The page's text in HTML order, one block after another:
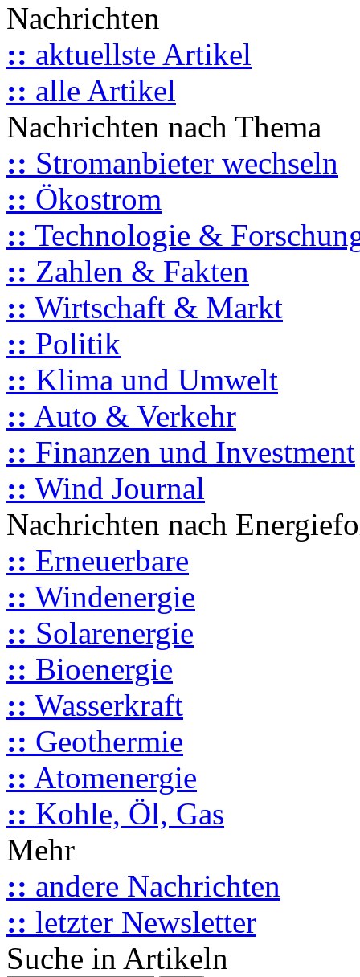
Nachrichten
:: aktuellste Artikel
:: alle Artikel
Nachrichten nach Thema
:: Stromanbieter wechseln
:: Ökostrom
:: Technologie &
:: Zahlen & Fakten
:: Wirtschaft & Markt
:: Politik
:: Klima und Umwelt
:: Auto & Verkehr
:: Finanzen und Investment
:: Wind Journal
Nachrichten nach
:: Erneuerbare
:: Windenergie
:: Solarenergie
:: Bioenergie
:: Wasserkraft
:: Geothermie
:: Atomenergie
:: Kohle, Öl, Gas
Mehr
:: andere Nachrichten
:: letzter Newsletter
Suche in Artikeln